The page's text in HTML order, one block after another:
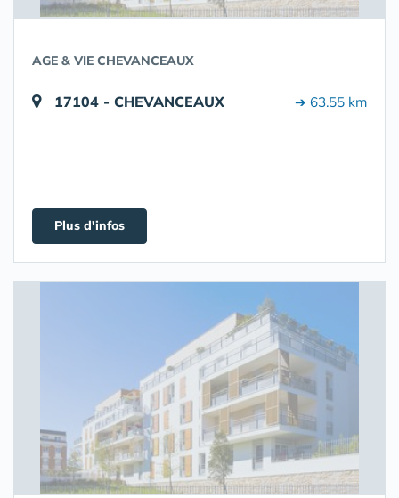
AGE & VIE CHEVANCEAUX
17104 - CHEVANCEAUX ➔ 63.55 km
Plus d'infos